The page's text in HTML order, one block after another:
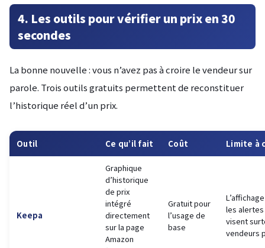
4. Les outils pour vérifier un prix en 30
secondes
La bonne nouvelle : vous n’avez pas à croire le vendeur sur
parole. Trois outils gratuits permettent de reconstituer
l’historique réel d’un prix.
Outil Ce qu’il fait Coût Limite à
Keepa
Graphique
d’historique
de prix
intégré
directement
sur la page
Amazon
Gratuit pour
l’usage de
base
les
visent
vendeurs